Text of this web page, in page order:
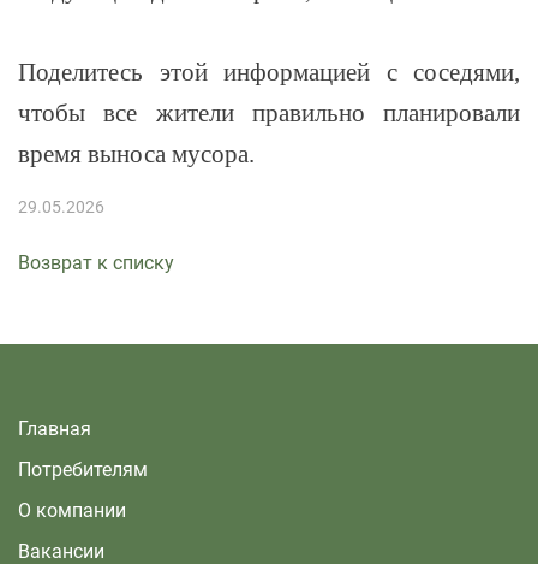
Поделитесь этой информацией с соседями,
чтобы все жители правильно планировали
время выноса мусора.
29.05.2026
Возврат к списку
Главная
Потребителям
О компании
Вакансии